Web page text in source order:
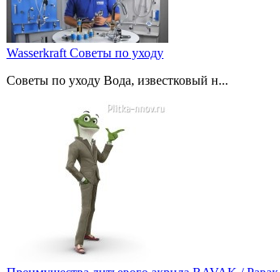
Wasserkraft Советы по уходу
Советы по уходу Вода, известковый н...